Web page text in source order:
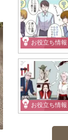
お役立ち情報
お役立ち情報